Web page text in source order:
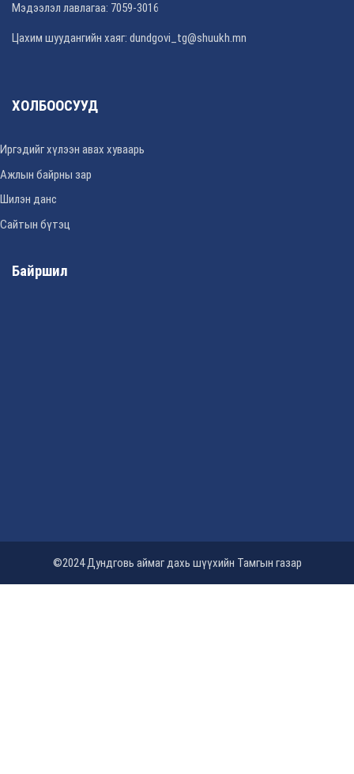
Мэдээлэл лавлагаа: 7059-3016
Цахим шуудангийн хаяг: dundgovi_tg@shuukh.mn
ХОЛБООСУУД
Иргэдийг хүлээн авах хуваарь
Ажлын байрны зар
Шилэн данс
Сайтын бүтэц
Байршил
©2024 Дундговь аймаг дахь шүүхийн Тамгын газар